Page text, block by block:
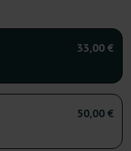
33,00 €
50,00 €